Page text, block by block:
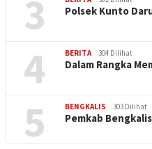
3 Polsek Kunto
4 BERITA 304 Dilihat
Dalam Rangka
5 BENGKALIS 303 Dilihat
Pemkab